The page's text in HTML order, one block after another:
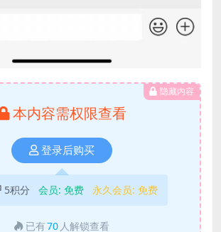
隐藏内容
本内容需权限查看
登录后购买
5积分 会员: 免费 永久会员: 免费
已有70 人解锁查看